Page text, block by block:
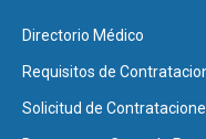
Directorio Médico
Requisitos de
Solicitud de